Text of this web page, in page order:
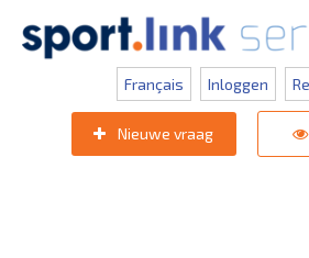
Français Inloggen
Nieuwe vraag